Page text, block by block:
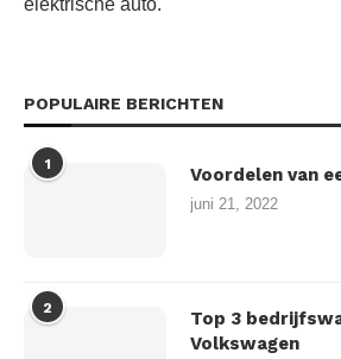
elektrische auto.
POPULAIRE BERICHTEN
1
Voordelen van
juni 21, 2022
2
Top 3
Volkswagen